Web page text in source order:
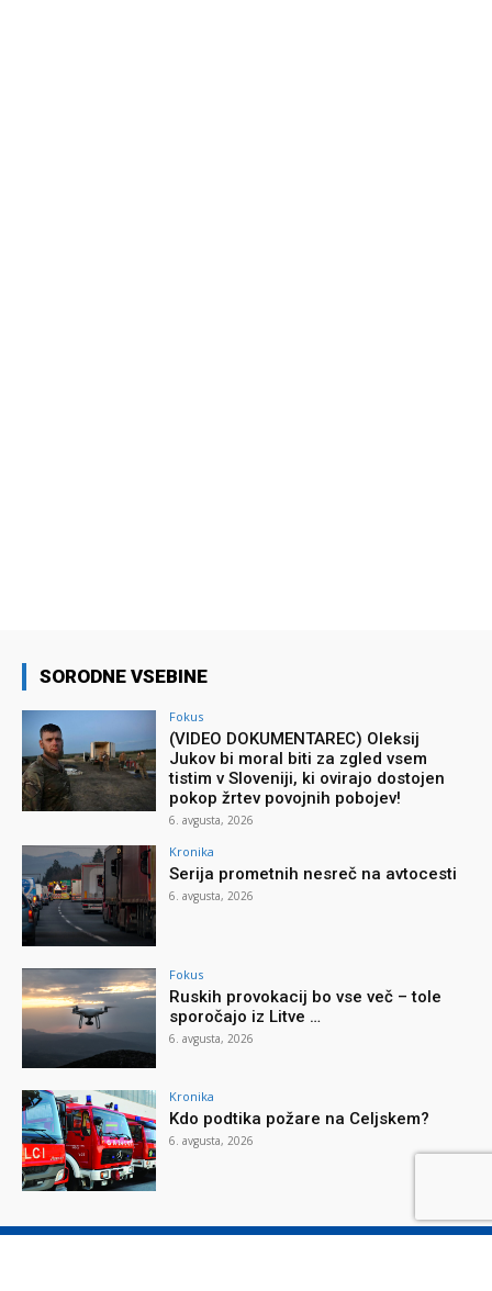
SORODNE VSEBINE
Fokus
(VIDEO DOKUMENTAREC) Oleksij
Jukov bi moral biti za zgled vsem
tistim v Sloveniji, ki ovirajo dostojen
pokop žrtev povojnih pobojev!
6. avgusta, 2026
Kronika
Serija prometnih nesreč na avtocesti
6. avgusta, 2026
Fokus
Ruskih provokacij bo vse več – tole
sporočajo iz Litve …
6. avgusta, 2026
Kronika
Kdo podtika požare na Celjskem?
6. avgusta, 2026